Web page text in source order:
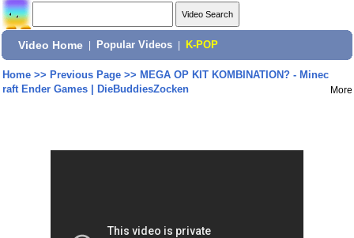
Video Home Popular Videos K-POP
Home>> Previous Page>> MEGA OP KIT KOMBINATION? - Minec
raft Ender Games | DieBuddiesZocken
More